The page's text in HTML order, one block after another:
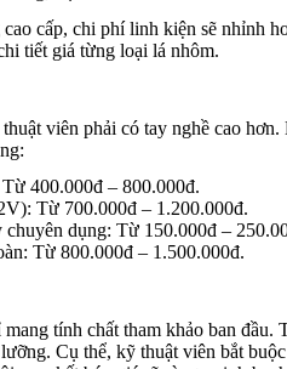
cấp, chi phí linh kiện sẽ nhỉnh
tiết giá từng loại lá nhôm.
viên phải có tay nghề cao
400.000đ – 800.000đ.
Từ 700.000đ – 1.200.000đ.
chuyên dụng: Từ 150.000đ –
Từ 800.000đ – 1.500.000đ.
tính chất tham khảo ban đầu.
Cụ thể, kỹ thuật viên bắt